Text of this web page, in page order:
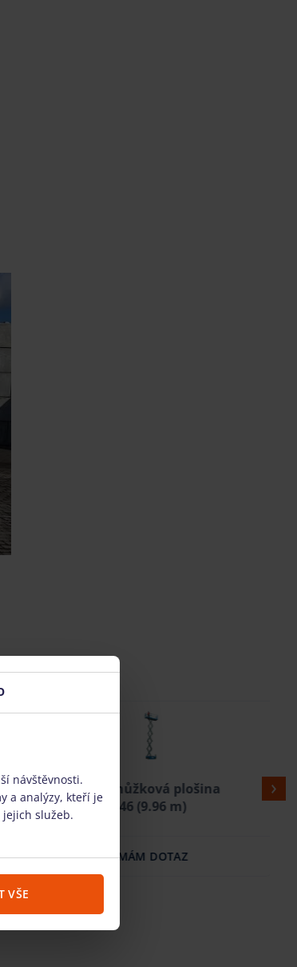
Elektrická nůžková plošina
Genie GS2646 (9.96 m)
MÁM DOTAZ
návštěvnosti.
a analýzy, kteří je
služeb.
VŠE